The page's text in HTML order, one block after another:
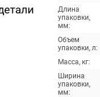
Длина
упаковки,
мм:
Объем
упаковки, л:
Масса, кг:
Ширина
упаковки,
мм: